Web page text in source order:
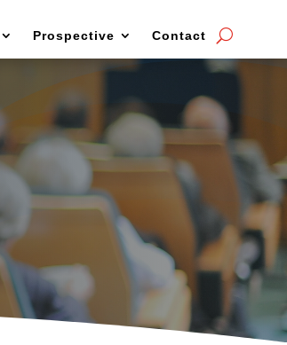
Prospective Contact